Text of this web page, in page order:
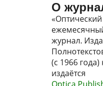
О
журнал.
(с 1966
издаётся